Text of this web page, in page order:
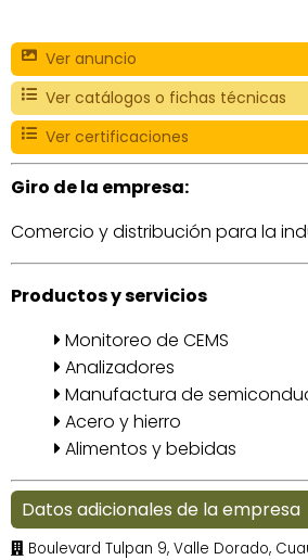
Ver anuncio
Ver catálogos o fichas técnicas
Ver certificaciones
Giro de la empresa:
Comercio y distribución para la
Productos y servicios
Monitoreo de CEMS
Analizadores
Manufactura de
Acero y hierro
Alimentos y bebidas
Datos adicionales de la empresa
Boulevard Tulpan 9, Valle Dorado,